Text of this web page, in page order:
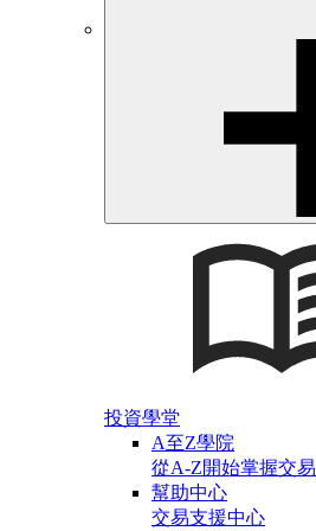
投資學堂
A至Z學院
從A-Z開始掌握交易
幫助中心
交易支援中心